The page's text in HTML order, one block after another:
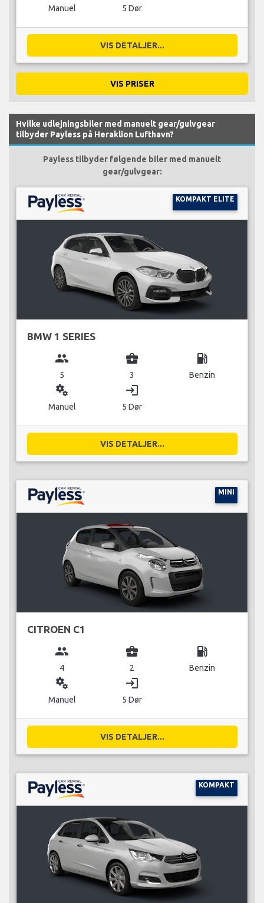
Manuel 5 Dør
VIS DETALJER...
VIS PRISER
Hvilke udlejningsbiler med manuelt gear/gulvgear
tilbyder Payless på Heraklion Lufthavn?
Payless tilbyder følgende biler med manuelt
gear/gulvgear:
KOMPAKT ELITE
BMW 1 SERIES
group
5
business_center
3
local_gas_station
Benzin
miscellaneous_services
Manuel
login
5 Dør
VIS DETALJER...
MINI
CITROEN C1
group
4
business_center
2
local_gas_station
Benzin
miscellaneous_services
Manuel
login
5 Dør
VIS DETALJER...
KOMPAKT